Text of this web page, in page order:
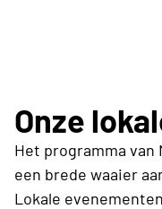
Onze
Het programma
een brede waaier
Lokale